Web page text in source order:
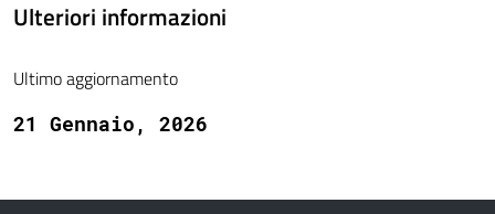
Ulteriori informazioni
Ultimo aggiornamento
21 Gennaio, 2026